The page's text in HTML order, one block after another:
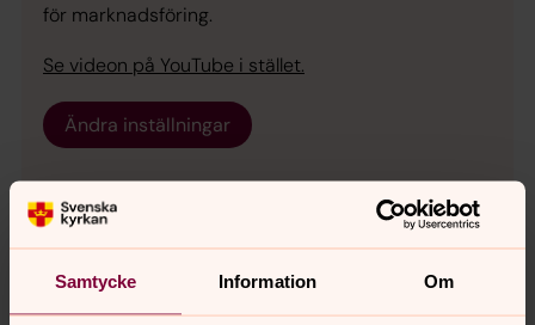
Samtycke Information Om
för marknadsföring.
Se videon på YouTube i stället.
Ändra inställningar
Ditt medlemskap gör det möjligt!
Välkommen att bli medlem i Svenska kyrkan. Här finns
alltid en plats för dig! Här hittar du blanketter för